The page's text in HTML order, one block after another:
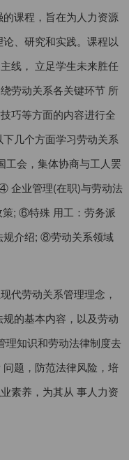
课程，旨在为人力资源
、研究和实践。课程以
线， 立足学生未来胜任
劳动关系各关键环节 所
巧等方面的内容进行全
几个方面学习劳动关系
会，集体协商与工人罢
企业管理(在职)与劳动法
; ⑥特殊 用工：劳务派
介绍; ⑧劳动关系领域
代劳动关系管理理念，
的基本内容，以及劳动
理知识和劳动法律制度去
题，防范法律风险，培
素养，为其从 事人力资